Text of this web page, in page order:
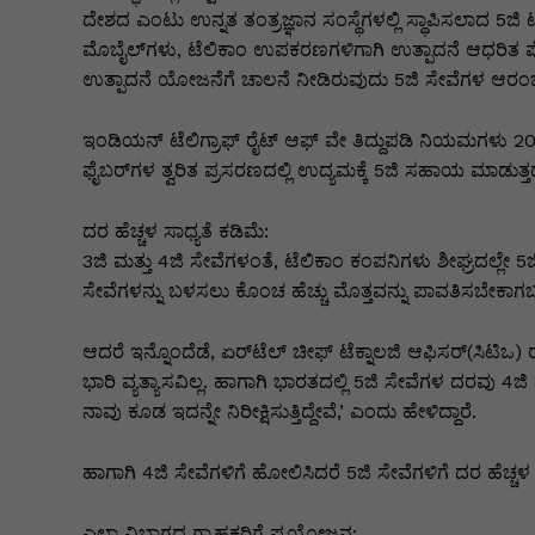
k
er
ದೇಶದ ಎಂಟು ಉನ್ನತ ತಂತ್ರಜ್ಞಾನ ಸಂಸ್ಥೆಗಳಲ್ಲಿ ಸ್ಥಾಪಿಸಲಾದ
ಮೊಬೈಲ್‌ಗ‌ಳು, ಟೆಲಿಕಾಂ ಉಪಕರಣಗಳಿಗಾಗಿ ಉತ್ಪಾದನೆ
ಉತ್ಪಾದನೆ ಯೋಜನೆಗೆ ಚಾಲನೆ ನೀಡಿರುವುದು 5ಜಿ ಸೇವೆಗಳ
ಇಂಡಿಯನ್‌ ಟೆಲಿಗ್ರಾಫ್ ರೈಟ್‌ ಆಫ್ ವೇ ತಿದ್ದುಪಡಿ ನಿಯಮಗಳು
ಫೈಬರ್‌ಗಳ ತ್ವರಿತ ಪ್ರಸರಣದಲ್ಲಿ ಉದ್ಯಮಕ್ಕೆ 5ಜಿ ಸಹಾಯ
ದರ ಹೆಚ್ಚಳ ಸಾಧ್ಯತೆ ಕಡಿಮೆ:
3ಜಿ ಮತ್ತು 4ಜಿ ಸೇವೆಗಳಂತೆ, ಟೆಲಿಕಾಂ ಕಂಪನಿಗಳು
ಸೇವೆಗಳನ್ನು ಬಳಸಲು ಕೊಂಚ ಹೆಚ್ಚು ಮೊತ್ತವನ್ನು
ಆದರೆ ಇನ್ನೊಂದೆಡೆ, ಏರ್‌ಟೆಲ್‌ ಚೀಫ್ ಟೆಕ್ನಾಲಜಿ ಆಫಿಸರ್‌(ಸಿಟಿಒ)
ಭಾರಿ ವ್ಯತ್ಯಾಸವಿಲ್ಲ. ಹಾಗಾಗಿ ಭಾರತದಲ್ಲಿ 5ಜಿ ಸೇವೆಗಳ ದರವು
ನಾವು ಕೂಡ ಇದನ್ನೇ ನಿರೀಕ್ಷಿಸುತ್ತಿದ್ದೇವೆ,’ ಎಂದು ಹೇಳಿದ್ದಾರೆ.
ಹಾಗಾಗಿ 4ಜಿ ಸೇವೆಗಳಿಗೆ ಹೋಲಿಸಿದರೆ 5ಜಿ ಸೇವೆಗಳಿಗೆ ದರ ಹೆಚ್ಚಳ